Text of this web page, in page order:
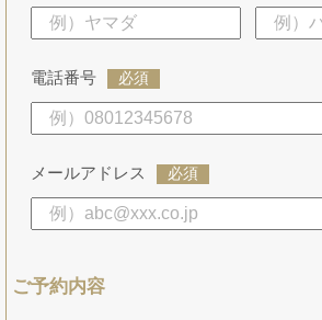
電話番号 必須
メールアドレス 必須
ご予約内容